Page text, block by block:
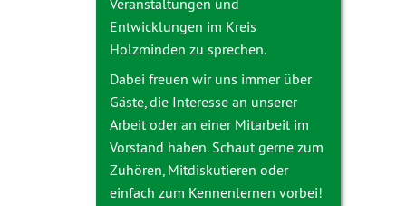
Entwicklungen im Kreis
Holzminden zu sprechen.
Dabei freuen wir uns immer über
Gäste, die Interesse an unserer
Arbeit oder an einer Mitarbeit im
Vorstand haben. Schaut gerne zum
Zuhören, Mitdiskutieren oder
einfach zum Kennenlernen vorbei!